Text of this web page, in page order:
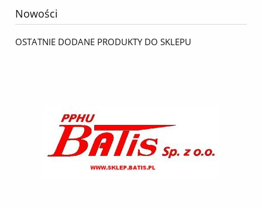
Nowości
OSTATNIE DODANE PRODUKTY DO SKLEPU